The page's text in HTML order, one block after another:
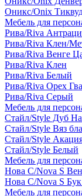
Оникс/Onix
Мебель для
Рива/Riva
Рива/Riva Клен/
Рива/Riva Венге
Рива/Riva Клен
Рива/Riva Белый
Рива/Riva Орех
Рива/Riva Серый
Мебель для
Стайл/Style Дуб
Стайл/Style Вяз
Стайл/Style
Стайл/Style Белый
Мебель для
Нова С/Nova S
Нова С/Nova S
Мебель для